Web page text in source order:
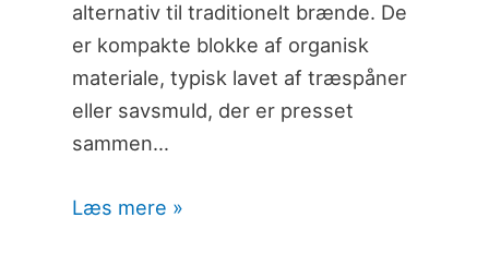
alternativ til traditionelt brænde. De
er kompakte blokke af organisk
materiale, typisk lavet af træspåner
eller savsmuld, der er presset
sammen…
Læs mere »